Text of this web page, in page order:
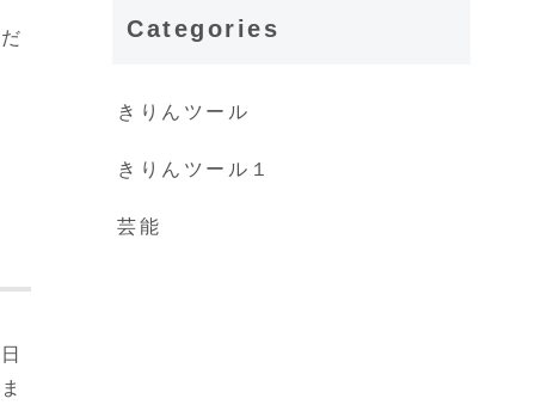
Categories
きりんツール
きりんツール１
芸能